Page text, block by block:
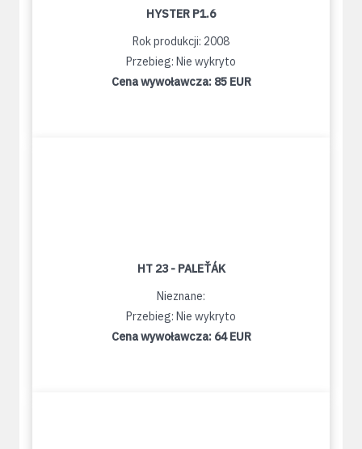
HYSTER P1.6
Rok produkcji: 2008
Przebieg: Nie wykryto
Cena wywoławcza: 85 EUR
HT 23 - PALEŤÁK
Nieznane:
Przebieg: Nie wykryto
Cena wywoławcza: 64 EUR